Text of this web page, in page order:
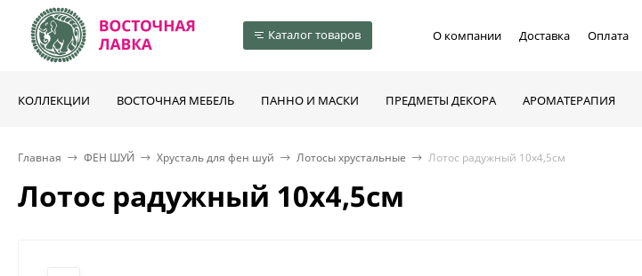
Каталог товаров О компании Доставка Оплата
КОЛЛЕКЦИИ ВОСТОЧНАЯ МЕБЕЛЬ ПАННО И МАСКИ ПРЕДМЕТЫ ДЕКОРА АРОМАТЕРАПИЯ
Главная ФЕН ШУЙ Хрусталь для фен шуй Лотосы хрустальные Лотос радужный 10х4,5см
Лотос радужный 10х4,5см